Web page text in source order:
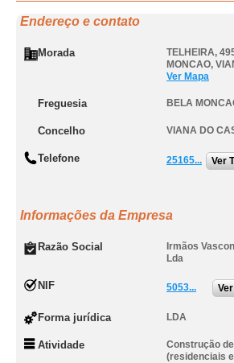
Endereço e contato
Morada TELHEIRA,
MONCAO,
Ver Mapa
Freguesia BELA
Concelho VIANA DO
Telefone 25165... Ver
Informações da Empresa
Razão Social
Irmãos
Lda
NIF 5053...
Forma jurídica LDA
Atividade
Construção
(residenciais